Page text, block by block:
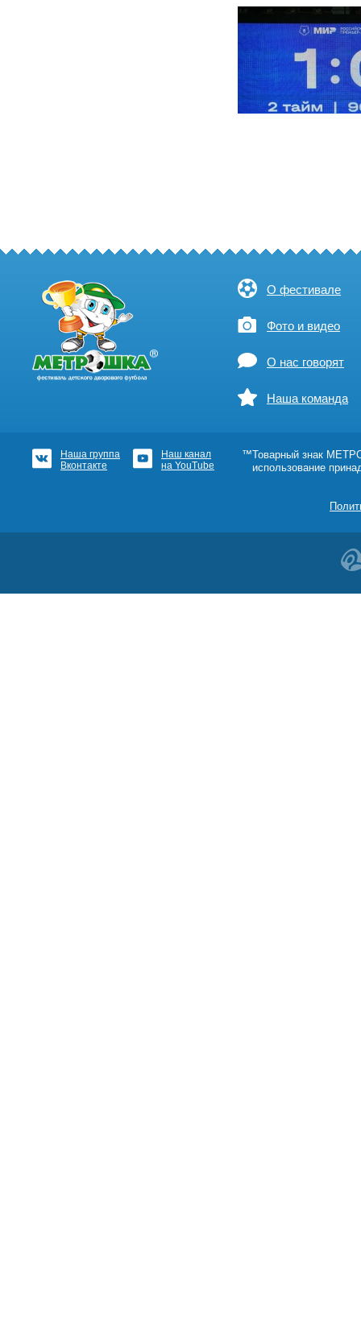
О фестивале
Фото и видео
О нас говорят
Наша команда
Наша группа
Вконтакте
Наш канал
на YouTube
™Товарный знак
использование